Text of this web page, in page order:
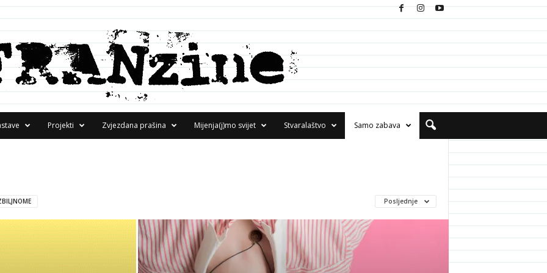
Projekti Zvjezdana prašina Mijenja(j)mo svijet Stvaralaštvo Samo zabava
Posljednje